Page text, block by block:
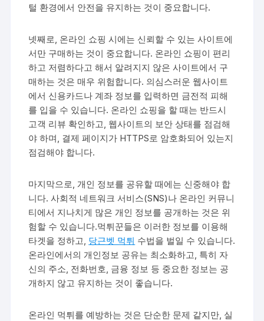
털 환경에서 안전을 유지하는 것이 중요합니다.
넷째로, 온라인 쇼핑 시에는 신뢰할 수 있는 사이트에
서만 구매하는 것이 중요합니다. 온라인 쇼핑이 편리
하고 저렴하다고 해서 알려지지 않은 사이트에서 구
매하는 것은 매우 위험합니다. 의심스러운 웹사이트
에서 신용카드나 계좌 정보를 입력하면 금전적 피해
를 입을 수 있습니다. 온라인 쇼핑을 할 때는 반드시
고객 리뷰 확인하고, 웹사이트의 보안 상태를 점검해
야 하며, 결제 페이지가 HTTPS로 암호화되어 있는지
점검해야 합니다.
마지막으로, 개인 정보를 공유할 때에는 신중해야 합
니다. 사회적 네트워크 서비스(SNS)나 온라인 커뮤니
티에서 지나치게 많은 개인 정보를 공개하는 것은 위
험할 수 있습니다.먹튀꾼들은 이러한 정보를 이용해
타겟을 정하고, 당근벳 먹튀 수법을 벌일 수 있습니다.
온라인에서의 개인정보 공유는 최소화하고, 특히 자
신의 주소, 전화번호, 금융 정보 등 중요한 정보는 공
개하지 않고 유지하는 것이 좋습니다.
온라인 먹튀를 예방하는 것은 단순한 문제 같지만, 실